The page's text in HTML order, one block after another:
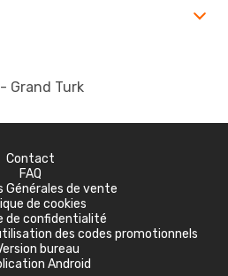
Grand Turk
Contact
FAQ
Générales de vente
de cookies
de confidentialité
des codes promotionnels
bureau
Android